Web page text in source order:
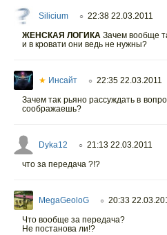
Silicium ○ 22:38 22.03.2011
ЖЕНСКАЯ ЛОГИКА Зачем вообще
и в кровати они ведь не нужны?
★ Инсайт ○ 22:35 22.03.2011
Зачем так рьяно рассуждать в
соображаешь?
Dyka12 ○ 21:13 22.03.2011
что за передача ?!?
MegaGeoloG ○ 20:33
Что вообще за передача?
Не постанова ли!?